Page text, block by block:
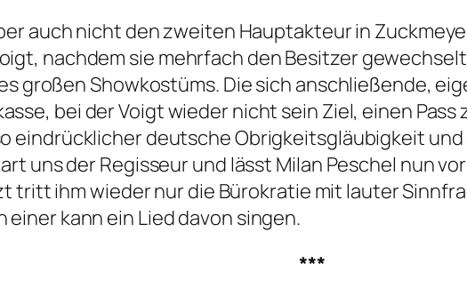
auch nicht den zweiten Hauptakteur in
nachdem sie mehrfach den Besitzer
großen Showkostüms. Die sich anschließende,
bei der Voigt wieder nicht sein Ziel, einen
eindrücklicher deutsche Obrigkeitsgläubigkeit
uns der Regisseur und lässt Milan Peschel nun
tritt ihm wieder nur die Bürokratie mit lauter
kann ein Lied davon singen.
***